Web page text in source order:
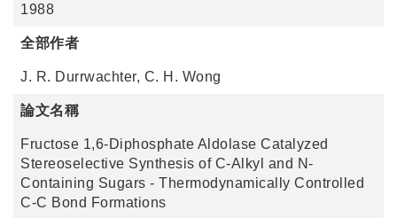
1988
全部作者
J. R. Durrwachter, C. H. Wong
論文名稱
Fructose 1,6-Diphosphate Aldolase Catalyzed
Stereoselective Synthesis of C-Alkyl and N-
Containing Sugars - Thermodynamically Controlled
C-C Bond Formations